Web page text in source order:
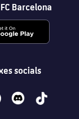
Barcelona
socials
discord tiktok